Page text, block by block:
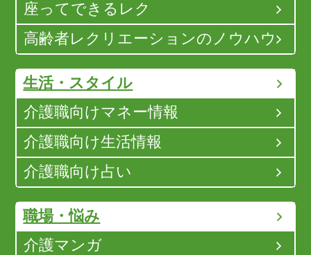
座ってできるレク
高齢者レクリエーションのノウハウ
生活・スタイル
介護職向けマネー情報
介護職向け生活情報
介護職向け占い
職場・悩み
介護マンガ